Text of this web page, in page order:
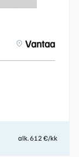
Vantaa
alk. 612 €/kk